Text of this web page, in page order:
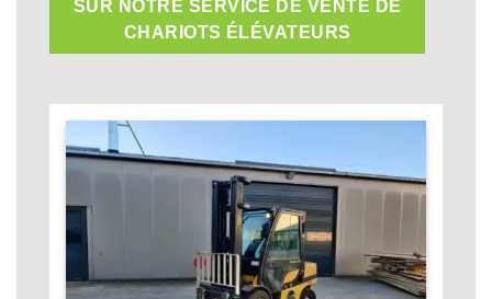
SUR NOTRE SERVICE DE VENTE DE
CHARIOTS ÉLÉVATEURS